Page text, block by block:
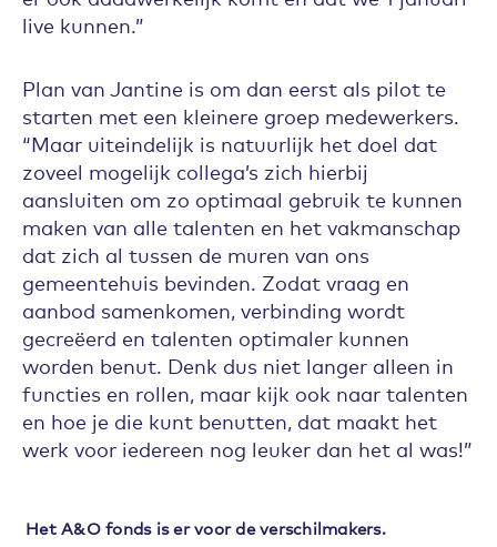
Het A&O fonds is er voor de verschilmakers.
live kunnen.”
Plan van Jantine is om dan eerst als pilot te
starten met een kleinere groep medewerkers.
“Maar uiteindelijk is natuurlijk het doel dat
zoveel mogelijk collega’s zich hierbij
aansluiten om zo optimaal gebruik te kunnen
maken van alle talenten en het vakmanschap
dat zich al tussen de muren van ons
gemeentehuis bevinden. Zodat vraag en
aanbod samenkomen, verbinding wordt
gecreëerd en talenten optimaler kunnen
worden benut. Denk dus niet langer alleen in
functies en rollen, maar kijk ook naar talenten
en hoe je die kunt benutten, dat maakt het
werk voor iedereen nog leuker dan het al was!”
Subsidieregeling innovatie